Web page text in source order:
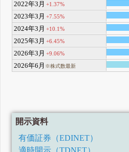
2022年3月 +1.37%
2023年3月 +7.55%
2024年3月 +10.1%
2025年3月 +6.45%
2026年3月 +9.06%
2026年6月 ※株式数最新
開示資料
有価証券（EDINET）
適時開示（TDNET）